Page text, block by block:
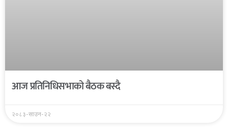
आज प्रतिनिधिसभाको बैठक बस्दै
२०८३-साउन-२२